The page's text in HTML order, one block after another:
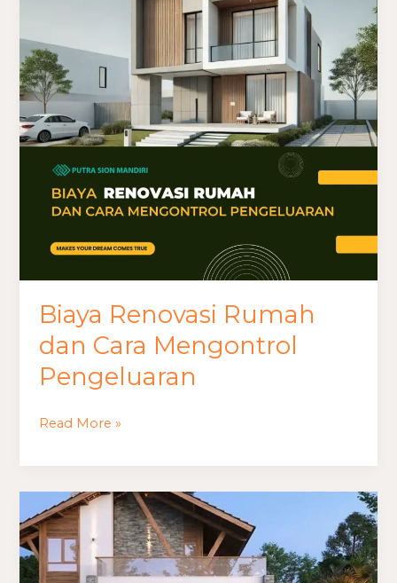
Biaya Renovasi Rumah
dan Cara Mengontrol
Pengeluaran
dan
Cara
Mengontrol
Pengeluaran
Read More »
Biaya
Renovasi
dan
Bangun